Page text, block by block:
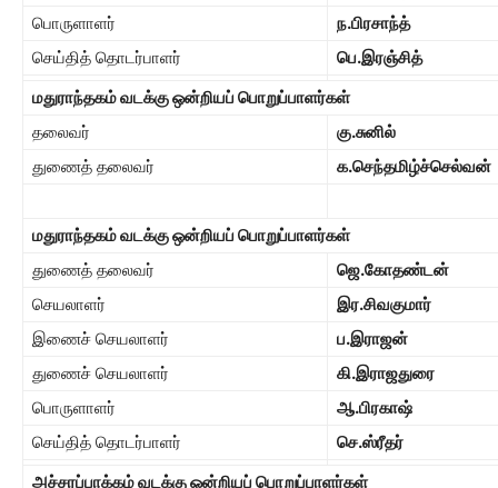
பொருளாளர்
ந.பிரசாந்த்
செய்தித் தொடர்பாளர்
பெ.இரஞ்சித்
மதுராந்தகம் வடக்கு ஒன்றியப் பொறுப்பாளர்கள்
தலைவர்
கு.சுனில்
துணைத் தலைவர்
க.செந்தமிழ்ச்செல்வன்
மதுராந்தகம் வடக்கு ஒன்றியப் பொறுப்பாளர்கள்
துணைத் தலைவர்
ஜெ.கோதண்டன்
செயலாளர்
இர.சிவகுமார்
இணைச் செயலாளர்
ப.இராஜன்
துணைச் செயலாளர்
கி.இராஜதுரை
பொருளாளர்
ஆ.பிரகாஷ்
செய்தித் தொடர்பாளர்
செ.ஸ்ரீதர்
அச்சரப்பாக்கம் வடக்கு ஒன்றியப் பொறுப்பாளர்கள்